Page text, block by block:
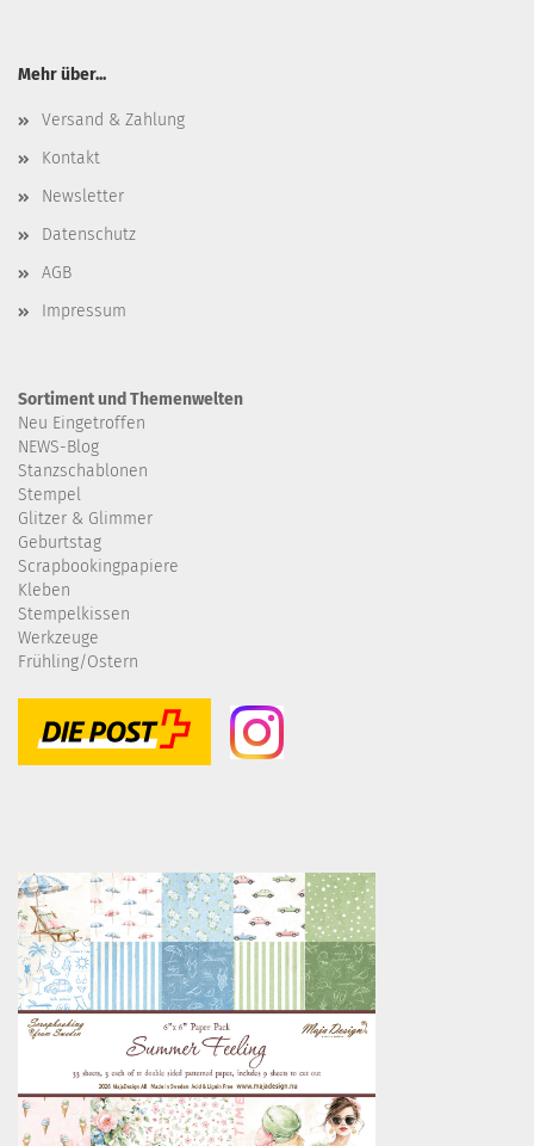
Mehr über...
Versand & Zahlung
Kontakt
Newsletter
Datenschutz
AGB
Impressum
Sortiment und Themenwelten
Neu Eingetroffen
NEWS-Blog
Stanzschablonen
Stempel
Glitzer & Glimmer
Geburtstag
Scrapbookingpapiere
Kleben
Stempelkissen
Werkzeuge
Frühling/Ostern